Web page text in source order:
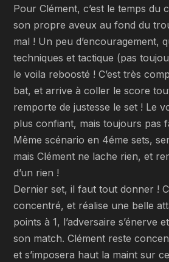
Pour Clément, c’est le temps du
son propre aveux au fond du
mal ! Un peu d’encouragement,
techniques et tactique (pas
le voila reboosté ! C’est très
bat, et arrive à coller le score
remporte de justesse le set ! Le
plus confiant, mais toujours pas
Même scénario en 4éme sets,
mais Clément ne lache rien, et
d’un rien !
Dernier set, il faut tout donner !
concentré, et réalise une belle
points à 1, l’adversaire s’énerve
son match. Clément reste
et s’imposera haut la maint sur